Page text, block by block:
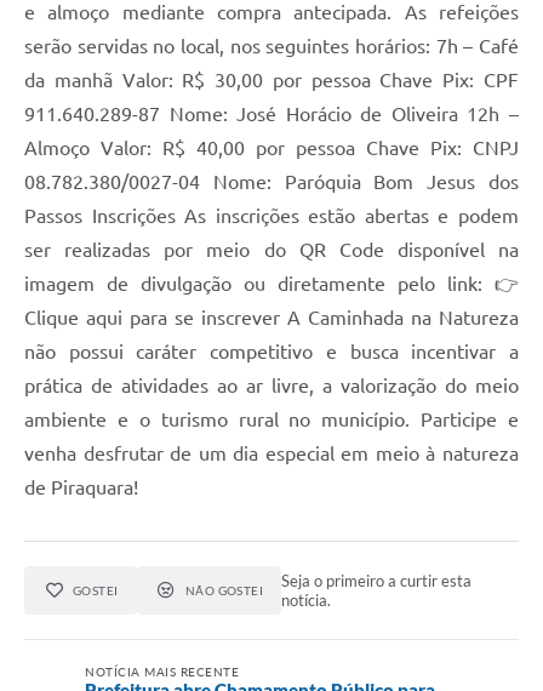
e almoço mediante compra antecipada. As refeições
serão servidas no local, nos seguintes horários: 7h – Café
da manhã Valor: R$ 30,00 por pessoa Chave Pix: CPF
911.640.289-87 Nome: José Horácio de Oliveira 12h –
Almoço Valor: R$ 40,00 por pessoa Chave Pix: CNPJ
08.782.380/0027-04 Nome: Paróquia Bom Jesus dos
Passos Inscrições As inscrições estão abertas e podem
ser realizadas por meio do QR Code disponível na
imagem de divulgação ou diretamente pelo link: 👉
Clique aqui para se inscrever A Caminhada na Natureza
não possui caráter competitivo e busca incentivar a
prática de atividades ao ar livre, a valorização do meio
ambiente e o turismo rural no município. Participe e
venha desfrutar de um dia especial em meio à natureza
de Piraquara!
GOSTEI NÃO GOSTEI
Seja o primeiro a curtir esta
notícia.
NOTÍCIA MAIS RECENTE